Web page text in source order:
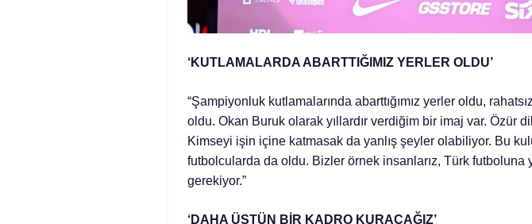
‘KUTLAMALARDA ABARTTIĞIMIZ YERLER OLDU’
“Şampiyonluk kutlamalarında abarttığımız yerler oldu,
oldu. Okan Buruk olarak yıllardır verdiğim bir imaj var. Özür
Kimseyi işin içine katmasak da yanlış şeyler olabiliyor. Bu
futbolcularda da oldu. Bizler örnek insanlarız, Türk futboluna
gerekiyor.”
‘DAHA ÜSTÜN BİR KADRO KURACAĞIZ’